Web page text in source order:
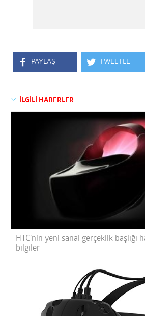
PAYLAŞ TWEETLE
İLGİLİ HABERLER
HTC’nin yeni sanal gerçeklik başlığı
bilgiler